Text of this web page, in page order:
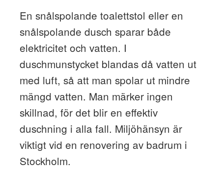
En snålspolande toalettstol eller en
snålspolande dusch sparar både
elektricitet och vatten. I
duschmunstycket blandas då vatten ut
med luft, så att man spolar ut mindre
mängd vatten. Man märker ingen
skillnad, för det blir en effektiv
duschning i alla fall. Miljöhänsyn är
viktigt vid en renovering av badrum i
Stockholm.